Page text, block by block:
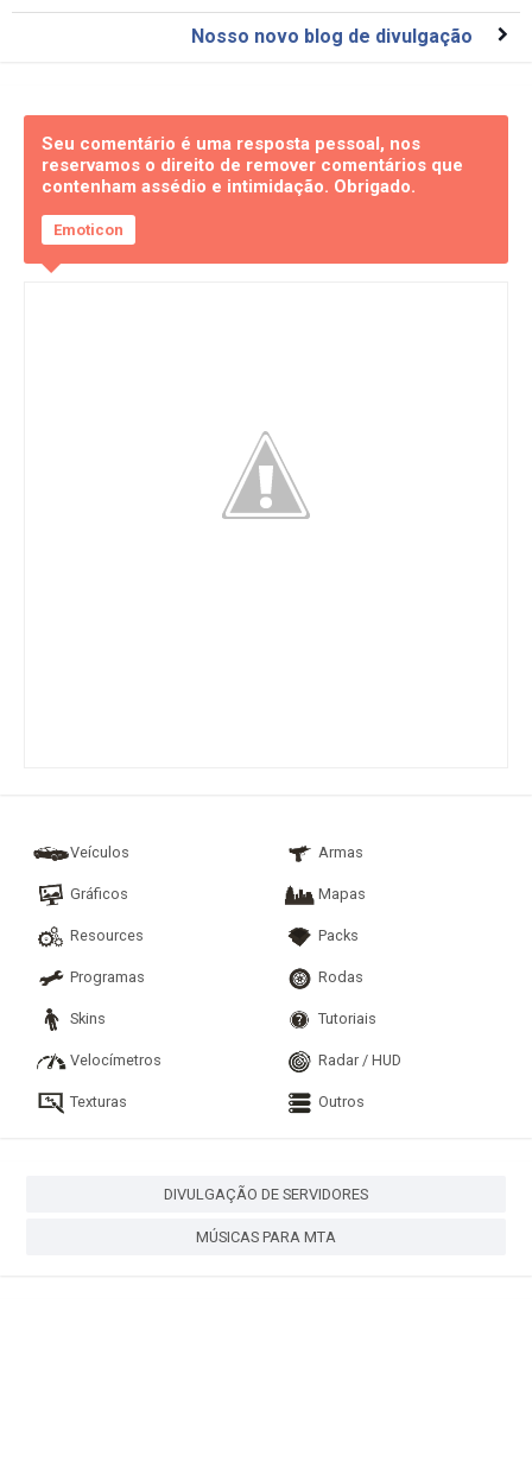
Nosso novo blog de divulgação
Seu comentário é uma resposta pessoal, nos
reservamos o direito de remover comentários que
contenham assédio e intimidação. Obrigado.
Emoticon
Veículos Armas
Gráficos Mapas
Resources Packs
Programas Rodas
Skins Tutoriais
Velocímetros Radar / HUD
Texturas Outros
DIVULGAÇÃO DE SERVIDORES
MÚSICAS PARA MTA